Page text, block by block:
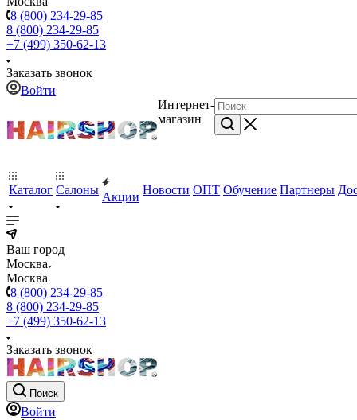
8 (800) 234-29-85
8 (800) 234-29-85
+7 (499) 350-62-13
Заказать звонок
Войти
Интернет-
магазин
Каталог Салоны
Акции
Новости ОПТ Обучение Партнеры
Ваш город
Москва
Москва
8 (800) 234-29-85
8 (800) 234-29-85
+7 (499) 350-62-13
Заказать звонок
Поиск
Войти